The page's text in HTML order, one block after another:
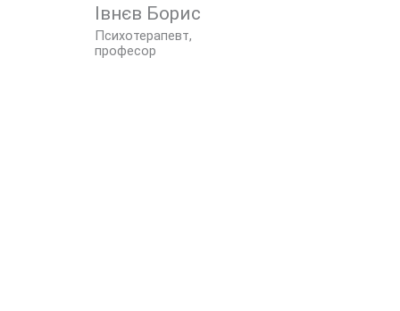
Івнєв Борис
Психотерапевт,
професор